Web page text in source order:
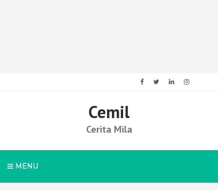
Cemil
Cerita Mila
MENU